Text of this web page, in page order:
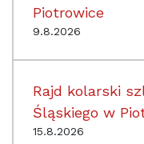
Piotrowice
9.8.2026
Rajd kolarski
Śląskiego w
15.8.2026